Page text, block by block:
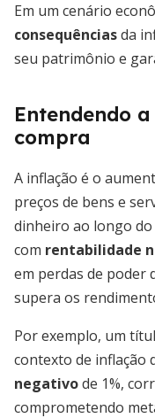
Em um cenário
consequênciasda
seu patrimônio e
Entendendo
compra
A inflação é o
preços de bens e
dinheiro ao longo
com rentabilidade
em perdas de poder
supera os
Por exemplo, um
contexto de inflação
negativode 1%,
comprometendo